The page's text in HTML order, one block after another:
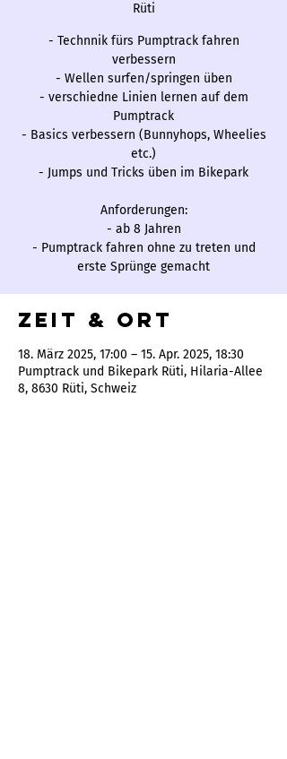
Rüti
- Technnik fürs Pumptrack fahren
verbessern
- Wellen surfen/springen üben
- verschiedne Linien lernen auf dem
Pumptrack
- Basics verbessern (Bunnyhops, Wheelies
etc.)
- Jumps und Tricks üben im Bikepark
Anforderungen:
- ab 8 Jahren
- Pumptrack fahren ohne zu treten und
erste Sprünge gemacht
Zeit & Ort
18. März 2025, 17:00 – 15. Apr. 2025, 18:30
Pumptrack und Bikepark Rüti, Hilaria-Allee
8, 8630 Rüti, Schweiz